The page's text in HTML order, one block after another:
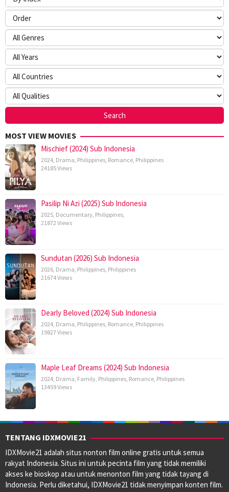
MOST VIEW MOVIES
Mischief (2024) Sub Indonesia
2024 Drama Philippines Romance Philippines
24185 Views
Pasilip Ni Azi (2025) Sub Indonesia
2025 Documentary Philippines
21872 Views
Sundutan (2026) Sub Indonesia
2026 Drama Philippines Philippines
21674 Views
Dearly Beloved (2024) Sub Indonesia
2024 Drama Philippines Romance Philippines
19827 Views
Maple Leaf Dreams (2024) Sub Indonesia
2024 Drama Family Philippines Romance Philippines
13459 Views
TENTANG IDXMOVIE21
IDXMovie21 adalah situs nonton film online gratis untuk semua
rakyat Indonesia. Situs ini untuk pecinta film yang tidak memiliki
akses ke bioskop atau untuk menonton film yang tidak tayang di
Indonesia. Perlu diketahui, IDXMovie21 tidak menyimpan konten film.